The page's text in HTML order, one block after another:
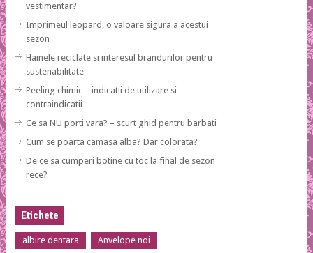
vestimentar?
Imprimeul leopard, o valoare sigura a acestui
sezon
Hainele reciclate si interesul brandurilor pentru
sustenabilitate
Peeling chimic – indicatii de utilizare si
contraindicatii
Ce sa NU porti vara? – scurt ghid pentru barbati
Cum se poarta camasa alba? Dar colorata?
De ce sa cumperi botine cu toc la final de sezon
rece?
Etichete
albire dentara Anvelope noi